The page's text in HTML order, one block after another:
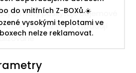
do vnitřních Z-BOXů.☀️
vysokými teplotami ve
nelze reklamovat.
a máty poskytuje objemové
díky čemuž vlasy vypadají